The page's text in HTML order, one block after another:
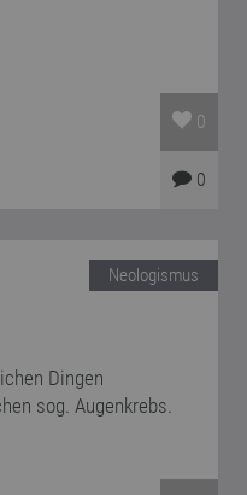
0
0
Neologismus
Dingen
sog. Augenkrebs.